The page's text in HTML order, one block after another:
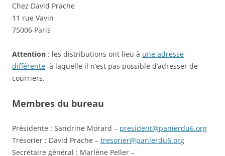
Chez David Prache
11 rue Vavin
75006 Paris
Attention : les distributions ont lieu à une adresse
différente, à laquelle il n’est pas possible d’adresser de
courriers.
Membres du bureau
Présidente : Sandrine Morard – president@panierdu6.org
Trésorier : David Prache – tresorier@panierdu6.org
Secrétaire général : Marlène Peller –